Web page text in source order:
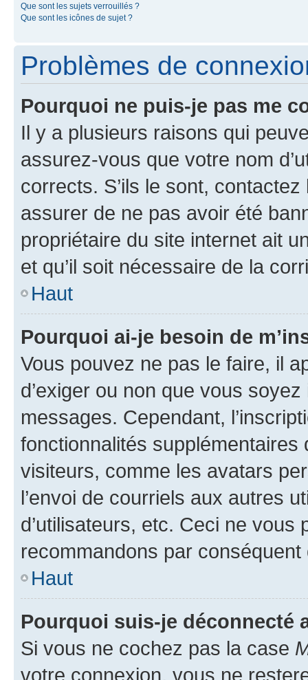
Que sont les sujets verrouillés ?
Que sont les icônes de sujet ?
Problèmes de
Pourquoi ne puis-je pas me
Il y a plusieurs raisons qui
assurez-vous que votre nom
corrects. S’ils le sont,
assurer de ne pas avoir été
propriétaire du site internet ait
et qu’il soit nécessaire de la
Haut
Pourquoi ai-je besoin de
Vous pouvez ne pas le faire, il
d’exiger ou non que vous
messages. Cependant,
fonctionnalités
visiteurs, comme les avatars
l’envoi de courriels aux autres
d’utilisateurs, etc. Ceci ne vous
recommandons par conséquent
Haut
Pourquoi suis-je déconnecté
Si vous ne cochez pas la case
votre connexion, vous ne